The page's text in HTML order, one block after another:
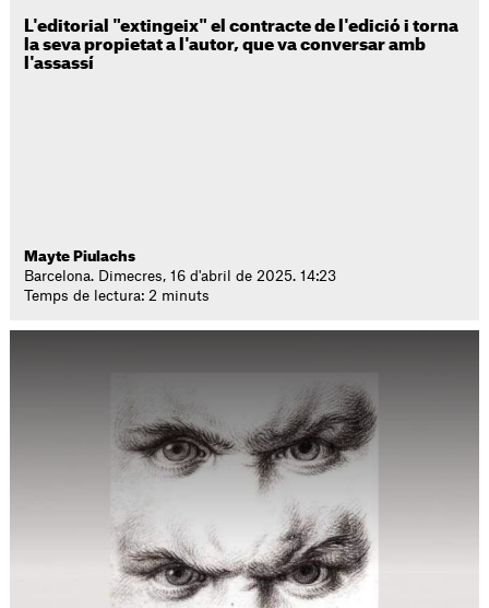
L'editorial "extingeix" el contracte de l'edició i torna
la seva propietat a l'autor, que va conversar amb
l'assassí
Mayte Piulachs
Barcelona. Dimecres, 16 d'abril de 2025. 14:23
Temps de lectura: 2 minuts